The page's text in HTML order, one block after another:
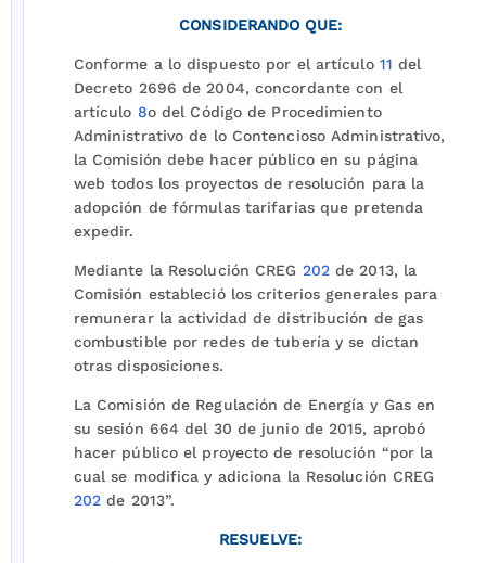
CONSIDERANDO QUE:
Conforme a lo dispuesto por el artículo 11 del
Decreto 2696 de 2004, concordante con el
artículo 8o del Código de Procedimiento
Administrativo de lo Contencioso Administrativo,
la Comisión debe hacer público en su página
web todos los proyectos de resolución para la
adopción de fórmulas tarifarias que pretenda
expedir.
Mediante la Resolución CREG 202de 2013, la
Comisión estableció los criterios generales para
remunerar la actividad de distribución de gas
combustible por redes de tubería y se dictan
otras disposiciones.
La Comisión de Regulación de Energía y Gas en
su sesión 664 del 30 de junio de 2015, aprobó
hacer público el proyecto de resolución “por la
cual se modifica y adiciona la Resolución CREG
202 de 2013”.
RESUELVE: